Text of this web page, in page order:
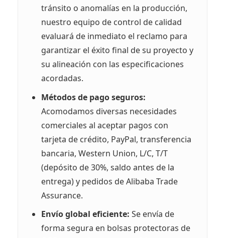
tránsito o anomalías en la producción,
nuestro equipo de control de calidad
evaluará de inmediato el reclamo para
garantizar el éxito final de su proyecto y
su alineación con las especificaciones
acordadas.
Métodos de pago seguros:
Acomodamos diversas necesidades
comerciales al aceptar pagos con
tarjeta de crédito, PayPal, transferencia
bancaria, Western Union, L/C, T/T
(depósito de 30%, saldo antes de la
entrega) y pedidos de Alibaba Trade
Assurance.
Envío global eficiente: Se envía de
forma segura en bolsas protectoras de